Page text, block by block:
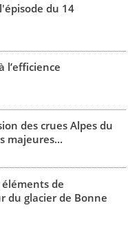
du 14
l’efficience
des crues Alpes du
majeures...
de
du glacier de Bonne